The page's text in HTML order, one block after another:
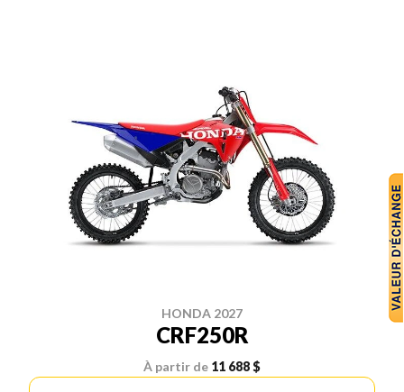
HONDA 2027
CRF250R
À partir de 11 688 $